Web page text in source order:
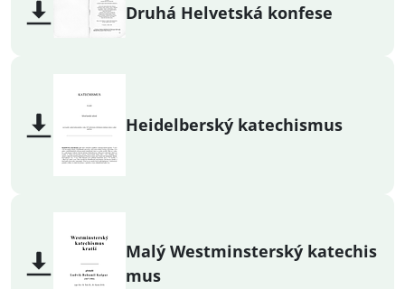
Druhá Helvetská konfese
Heidelberský katechismus
Malý Westminsterský katechis
mus